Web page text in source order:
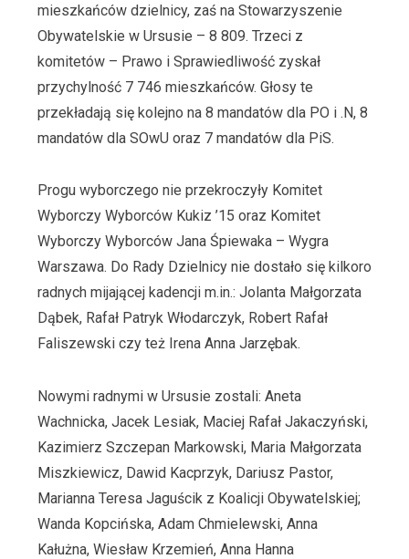
mieszkańców dzielnicy, zaś na Stowarzyszenie
Obywatelskie w Ursusie – 8 809. Trzeci z
komitetów – Prawo i Sprawiedliwość zyskał
przychylność 7 746 mieszkańców. Głosy te
przekładają się kolejno na 8 mandatów dla PO i .N, 8
mandatów dla SOwU oraz 7 mandatów dla PiS.
Progu wyborczego nie przekroczyły Komitet
Wyborczy Wyborców Kukiz ’15 oraz Komitet
Wyborczy Wyborców Jana Śpiewaka – Wygra
Warszawa. Do Rady Dzielnicy nie dostało się kilkoro
radnych mijającej kadencji m.in.: Jolanta Małgorzata
Dąbek, Rafał Patryk Włodarczyk, Robert Rafał
Faliszewski czy też Irena Anna Jarzębak.
Nowymi radnymi w Ursusie zostali: Aneta
Wachnicka, Jacek Lesiak, Maciej Rafał Jakaczyński,
Kazimierz Szczepan Markowski, Maria Małgorzata
Miszkiewicz, Dawid Kacprzyk, Dariusz Pastor,
Marianna Teresa Jaguścik z Koalicji Obywatelskiej;
Wanda Kopcińska, Adam Chmielewski, Anna
Kałużna, Wiesław Krzemień, Anna Hanna